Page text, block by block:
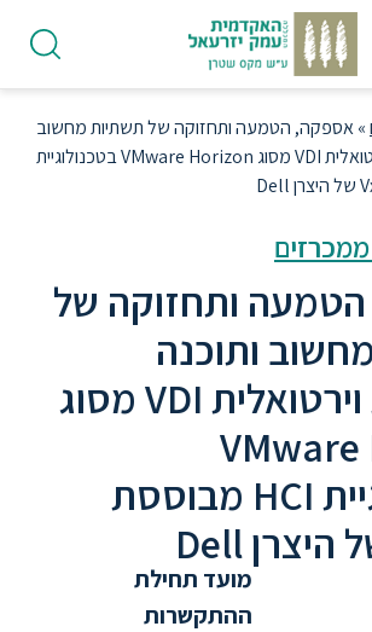
»אספקה, הטמעה ותחזוקה של תשתיות מחשוב
ותוכנה למערכת וירטואלית VDI מסוג VMware Horizon בטכנולוגיית
ותחזוקה של
ותוכנה
למערכת וירטואלית VDI מסוג
בטכנולוגיית HCI מבוססת
מועד תחילת
ההתקשרות